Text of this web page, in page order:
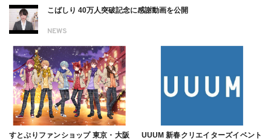
NEWS
こばしり 40万人突破記念に感謝動画を公開
すとぷりファンショップ 東京・大阪
UUUM 新春クリエイターズイベント